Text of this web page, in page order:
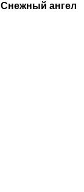
Снежный ангел